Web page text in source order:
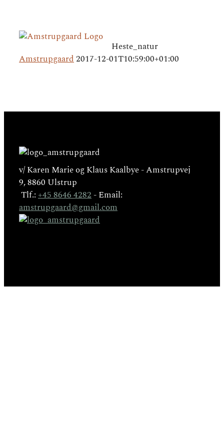
Heste_natur
Amstrupgaard2017-12-01T10:59:00+01:00
v/ Karen Marie og Klaus Kaalbye - Amstrupvej
9, 8860 Ulstrup
Tlf.:+45 8646 4282- Email:
amstrupgaard@gmail.com